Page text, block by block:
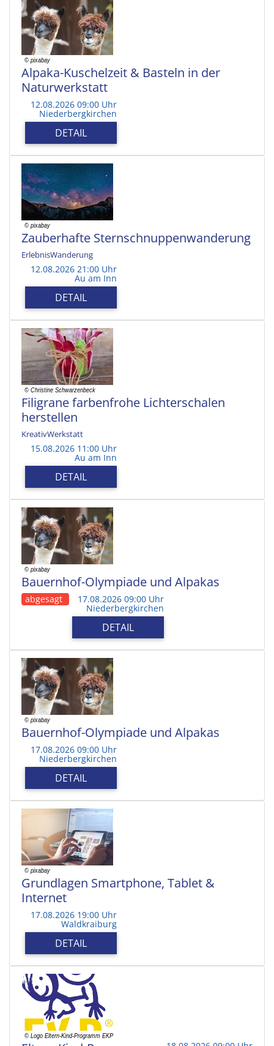
Alpaka-Kuschelzeit & Basteln in der
Naturwerkstatt
12.08.2026 09:00 Uhr
Niederbergkirchen
DETAIL
Zauberhafte Sternschnuppenwanderung
ErlebnisWanderung
12.08.2026 21:00 Uhr
Au am Inn
DETAIL
Filigrane farbenfrohe Lichterschalen
herstellen
KreativWerkstatt
15.08.2026 11:00 Uhr
Au am Inn
DETAIL
Bauernhof-Olympiade und Alpakas
abgesagt 17.08.2026 09:00 Uhr
Niederbergkirchen
DETAIL
Bauernhof-Olympiade und Alpakas
17.08.2026 09:00 Uhr
Niederbergkirchen
DETAIL
Grundlagen Smartphone, Tablet &
Internet
17.08.2026 19:00 Uhr
Waldkraiburg
DETAIL